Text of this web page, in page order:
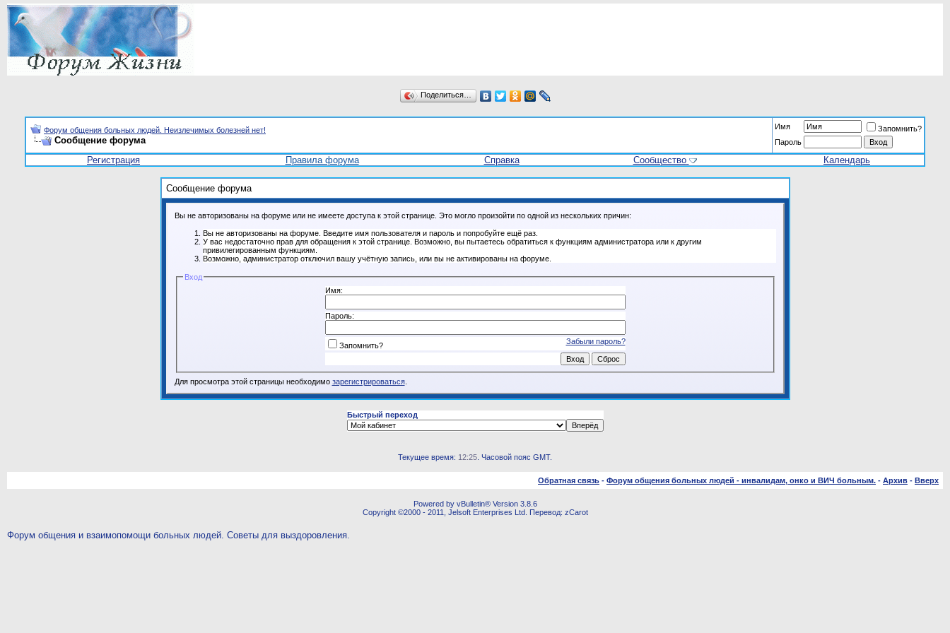
Поделиться…
Форум общения больных людей. Неизлечимых болезней нет!
Сообщение форума
Имя
Запомнить?
Пароль
Регистрация Правила форума Справка Сообщество Календарь
Сообщение форума
Вы не авторизованы на форуме или не имеете доступа к этой странице. Это могло произойти по одной из нескольких причин:
Вы не авторизованы на форуме. Введите имя пользователя и пароль и попробуйте ещё раз.
У вас недостаточно прав для обращения к этой странице. Возможно, вы пытаетесь обратиться к функциям администратора или к другим
привилегированным функциям.
Возможно, администратор отключил вашу учётную запись, или вы не активированы на форуме.
Вход
Имя:
Пароль:
Забыли пароль?
Запомнить?
Для просмотра этой страницы необходимо зарегистрироваться.
Быстрый переход
Текущее время: 12:25 . Часовой пояс GMT.
Обратная связь - Форум общения больных людей - инвалидам, онко и ВИЧ больным. - Архив - Вверх
Powered by vBulletin® Version 3.8.6
Copyright ©2000 - 2011, Jelsoft Enterprises Ltd. Перевод: zCarot
Форум общения и взаимопомощи больных людей. Советы для выздоровления.